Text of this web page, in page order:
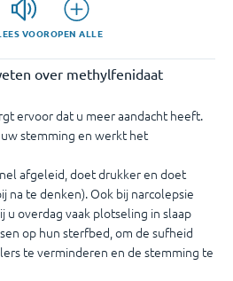
VOOROPEN ALLE
over methylfenidaat
ervoor dat u meer aandacht heeft.
stemming en werkt het
afgeleid, doet drukker en doet
na te denken). Ook bij narcolepsie
u overdag vaak plotseling in slaap
op hun sterfbed, om de sufheid
te verminderen en de stemming te